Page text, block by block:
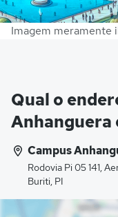
Imagem meramente
Qual o
Anhanguera
Campus
Rodovia Pi 05 141,
Buriti, PI